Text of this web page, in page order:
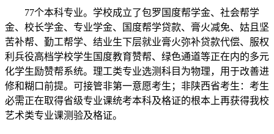
77个本科专业。学校成立了包罗国度帮学金、社会帮学
金、校长学金、专业学金、国度帮学贷款、膏火减免、姑且坚
苦补帮、勤工帮学、结业生下层就业膏火弥补贷款代偿、服权
利兵役高档学校学生国度教育赞帮、绿色通道等正在内的多元
化学生励赞帮系统。理工类专业选测科目为物理，用于改善进
修和糊口前提。可接管非第一意愿考生；非陕西省考生：考生
必需正在取得省级专业课统考本科及格证的根本上再获得我校
艺术类专业课测验及格证。